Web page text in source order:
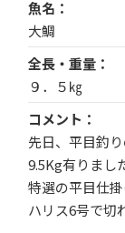
魚名
大鯛
全長・重量
９．５㎏
コメント
先日、平目釣
9.5Kg有りまし
特選の平目仕掛
ハリス6号で切